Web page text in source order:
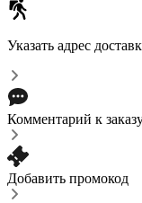
Указать адрес
Комментарий к
Добавить промокод